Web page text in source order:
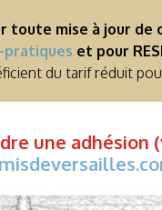
mise à jour de
et pour
du tarif réduit
une adhésion